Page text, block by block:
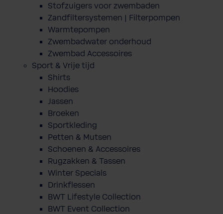
Stofzuigers voor zwembaden
Zandfiltersystemen | Filterpompen
Warmtepompen
Zwembadwater onderhoud
Zwembad Accessoires
Sport & Vrije tijd
Shirts
Hoodies
Jassen
Broeken
Sportkleding
Petten & Mutsen
Schoenen & Accessoires
Rugzakken & Tassen
Winter Specials
Drinkflessen
BWT Lifestyle Collection
BWT Event Collection